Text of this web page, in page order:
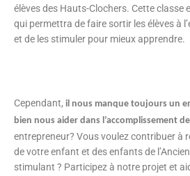
élèves des Hauts-Clochers. Cette classe
qui permettra de faire sortir les élèves à
et de les stimuler pour mieux apprendre.
Cependant, il nous manque toujours un
bien nous aider dans l’accomplissement
entrepreneur? Vous voulez contribuer à
de votre enfant et des enfants de
stimulant ? Participez à notre projet et